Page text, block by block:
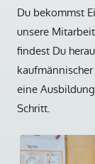
Du bekommst
unsere
findest Du
eine
Schritt.